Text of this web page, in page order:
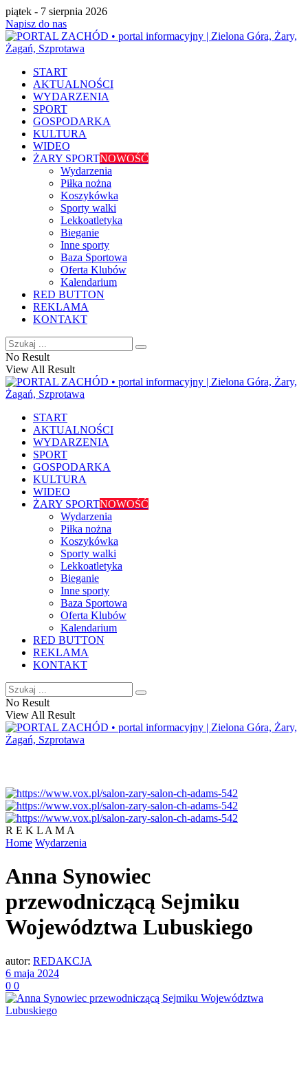
piątek - 7 sierpnia 2026
Napisz do nas
START
AKTUALNOŚCI
WYDARZENIA
SPORT
GOSPODARKA
KULTURA
WIDEO
ŻARY SPORTNOWOŚĆ
Wydarzenia
Piłka nożna
Koszykówka
Sporty walki
Lekkoatletyka
Bieganie
Inne sporty
Baza Sportowa
Oferta Klubów
Kalendarium
RED BUTTON
REKLAMA
KONTAKT
No Result
View All Result
START
AKTUALNOŚCI
WYDARZENIA
SPORT
GOSPODARKA
KULTURA
WIDEO
ŻARY SPORTNOWOŚĆ
Wydarzenia
Piłka nożna
Koszykówka
Sporty walki
Lekkoatletyka
Bieganie
Inne sporty
Baza Sportowa
Oferta Klubów
Kalendarium
RED BUTTON
REKLAMA
KONTAKT
No Result
View All Result
R E K L A M A
Home Wydarzenia
Anna Synowiec
przewodniczącą Sejmiku
Województwa Lubuskiego
autor: REDAKCJA
6 maja 2024
0 0